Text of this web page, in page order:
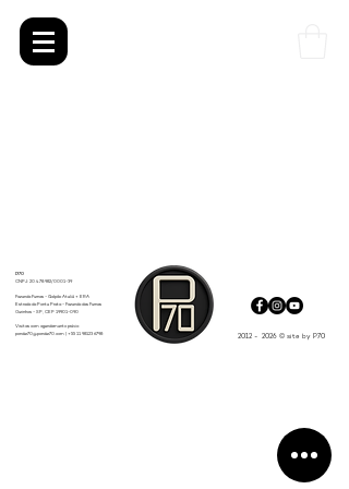
P70
CNPJ: 20.478.982/0001-39
Fazenda Furnas - Galpão Ateliê + ERA
Estrada da Ponte Prata - Fazenda das Furnas
Ourinhos - SP, CEP 19901-090
Visitas com agendamento prévio:
ponder70@ponder70.com | +55 11 98123 6798 2012 - 2026 © site by P70